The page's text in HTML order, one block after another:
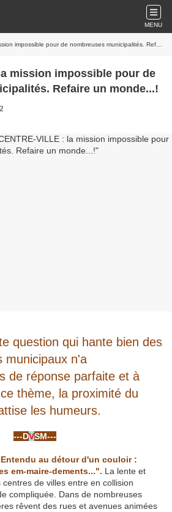
MENU
pour de nombreuses municipalités. Refaire un monde...!
mission impossible pour de
Refaire un monde...!
question qui hante bien des
municipaux n'a
de réponse parfaite et à
thème, la proximité du
les humeurs.
---DVSM---
Entendu au détour d'un couloir :
em-maire-dements...". La lente et
de villes entre en collision
compliquée. Dans de nombreuses
rêvent des rues et avenues animées